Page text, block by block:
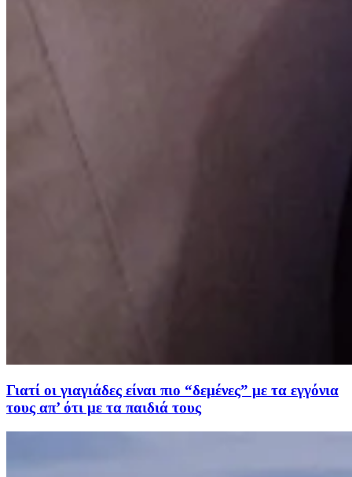
Γιατί οι γιαγιάδες είναι πιο “δεμένες” με τα εγγόνια
τους απ’ ότι με τα παιδιά τους